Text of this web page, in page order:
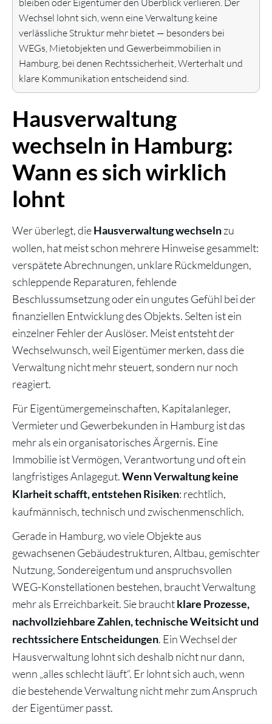
Wechsel lohnt sich, wenn eine Verwaltung keine
verlässliche Struktur mehr bietet — besonders bei
WEGs, Mietobjekten und Gewerbeimmobilien in
Hamburg, bei denen Rechtssicherheit, Werterhalt und
klare Kommunikation entscheidend sind.
Hausverwaltung
wechseln in Hamburg:
Wann es sich wirklich
lohnt
Wer überlegt, dieHausverwaltung wechselnzu
wollen, hat meist schon mehrere Hinweise gesammelt:
verspätete Abrechnungen, unklare Rückmeldungen,
schleppende Reparaturen, fehlende
Beschlussumsetzung oder ein ungutes Gefühl bei der
finanziellen Entwicklung des Objekts. Selten ist ein
einzelner Fehler der Auslöser. Meist entsteht der
Wechselwunsch, weil Eigentümer merken, dass die
Verwaltung nicht mehr steuert, sondern nur noch
reagiert.
Für Eigentümergemeinschaften, Kapitalanleger,
Vermieter und Gewerbekunden in Hamburg ist das
mehr als ein organisatorisches Ärgernis. Eine
Immobilie ist Vermögen, Verantwortung und oft ein
langfristiges Anlagegut.Wenn Verwaltung keine
Klarheit schafft, entstehen Risiken: rechtlich,
kaufmännisch, technisch und zwischenmenschlich.
Gerade in Hamburg, wo viele Objekte aus
gewachsenen Gebäudestrukturen, Altbau, gemischter
Nutzung, Sondereigentum und anspruchsvollen
WEG-Konstellationen bestehen, braucht Verwaltung
mehr als Erreichbarkeit. Sie brauchtklare Prozesse,
nachvollziehbare Zahlen, technische Weitsicht und
rechtssichere Entscheidungen. Ein Wechsel der
Hausverwaltung lohnt sich deshalb nicht nur dann,
wenn „alles schlecht läuft“. Er lohnt sich auch, wenn
die bestehende Verwaltung nicht mehr zum Anspruch
der Eigentümer passt.